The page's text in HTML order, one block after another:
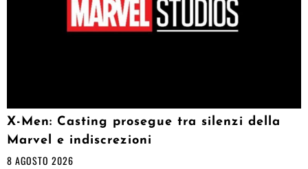
X-Men: Casting prosegue tra silenzi della
Marvel e indiscrezioni
8 AGOSTO 2026